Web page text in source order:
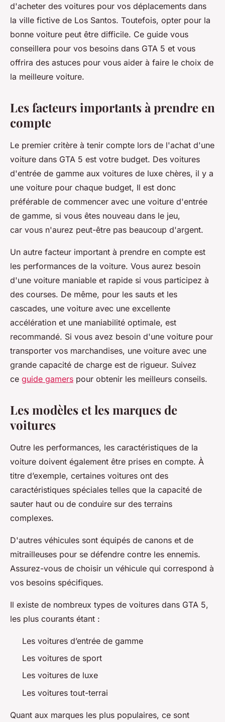
d'acheter des voitures pour vos déplacements dans
la ville fictive de Los Santos. Toutefois, opter pour la
bonne voiture peut être difficile. Ce guide vous
conseillera pour vos besoins dans GTA 5 et vous
offrira des astuces pour vous aider à faire le choix de
la meilleure voiture.
Les facteurs importants à prendre en
compte
Le premier critère à tenir compte lors de l'achat d'une
voiture dans GTA 5 est votre budget. Des voitures
d'entrée de gamme aux voitures de luxe chères, il y a
une voiture pour chaque budget, Il est donc
préférable de commencer avec une voiture d'entrée
de gamme, si vous êtes nouveau dans le jeu,
car vous n'aurez peut-être pas beaucoup d'argent.
Un autre facteur important à prendre en compte est
les performances de la voiture. Vous aurez besoin
d'une voiture maniable et rapide si vous participez à
des courses. De même, pour les sauts et les
cascades, une voiture avec une excellente
accélération et une maniabilité optimale, est
recommandé. Si vous avez besoin d'une voiture pour
transporter vos marchandises, une voiture avec une
grande capacité de charge est de rigueur. Suivez
ce guide gamers pour obtenir les meilleurs conseils.
Les modèles et les marques de
voitures
Outre les performances, les caractéristiques de la
voiture doivent également être prises en compte. À
titre d’exemple, certaines voitures ont des
caractéristiques spéciales telles que la capacité de
sauter haut ou de conduire sur des terrains
complexes.
D'autres véhicules sont équipés de canons et de
mitrailleuses pour se défendre contre les ennemis.
Assurez-vous de choisir un véhicule qui correspond à
vos besoins spécifiques.
Il existe de nombreux types de voitures dans GTA 5,
les plus courants étant :
Les voitures d’entrée de gamme
Les voitures de sport
Les voitures de luxe
Les voitures tout-terrai
Quant aux marques les plus populaires, ce sont